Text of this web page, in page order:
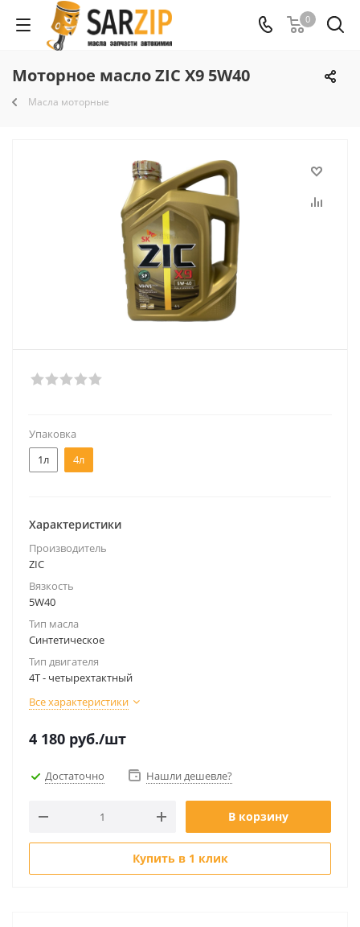
0
Моторное масло ZIC X9 5W40
Масла моторные
Упаковка
1л
4л
Характеристики
Производитель
ZIC
Вязкость
5W40
Тип масла
Синтетическое
Тип двигателя
4Т - четырехтактный
Все характеристики
4 180 руб./шт
Достаточно Нашли дешевле?
В корзину
Купить в 1 клик